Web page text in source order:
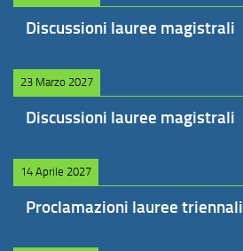
Discussioni lauree magistrali
23 Marzo 2027
Discussioni lauree magistrali
14 Aprile 2027
Proclamazioni lauree triennali